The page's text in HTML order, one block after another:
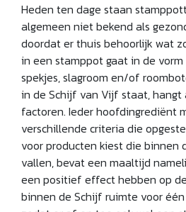
Heden ten dage staan
algemeen niet bekend als
doordat er thuis behoorlijk wat
in een stamppot gaat in de
spekjes, slagroom en/of
in de Schijf van Vijf staat,
factoren. Ieder hoofdingrediënt
verschillende criteria die
voor producten kiest die binnen
vallen, bevat een maaltijd
een positief effect hebben op
binnen de Schijf ruimte voor